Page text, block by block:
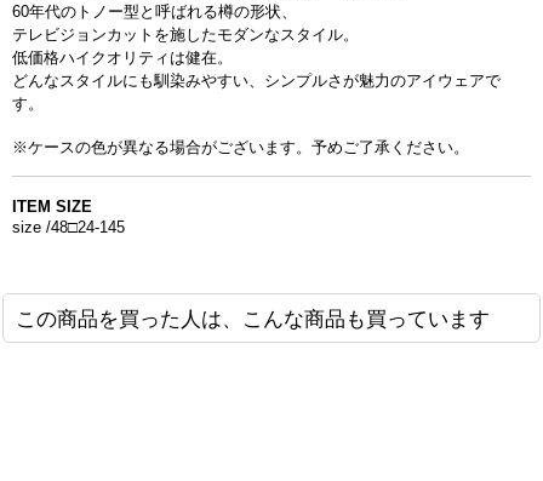
60年代のトノー型と呼ばれる樽の形状、
テレビジョンカットを施したモダンなスタイル。
低価格ハイクオリティは健在。
どんなスタイルにも馴染みやすい、 シンプルさが魅力のアイウェアで
す。
※ケースの色が異なる場合がございます。予めご了承ください。
ITEM SIZE
size /48□24-145
この商品を買った人は、こんな商品も買っています